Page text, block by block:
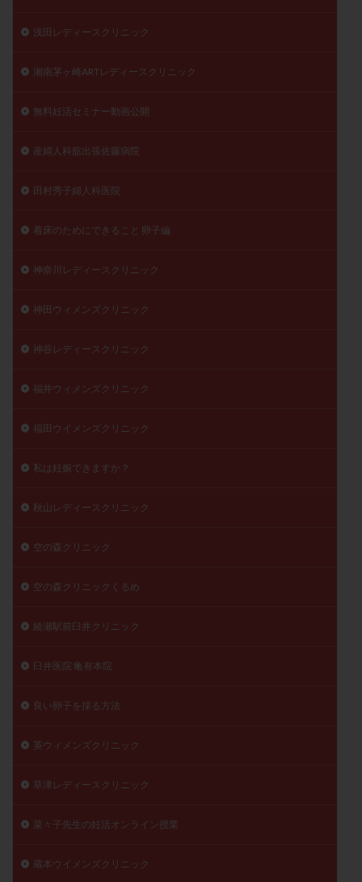
浅田レディースクリニック
湘南茅ヶ崎ARTレディースクリニック
無料妊活セミナー動画公開
産婦人科舘出張佐藤病院
田村秀子婦人科医院
着床のためにできること 卵子編
神奈川レディースクリニック
神田ウィメンズクリニック
神谷レディースクリニック
福井ウィメンズクリニック
福田ウイメンズクリニック
私は妊娠できますか？
秋山レディースクリニック
空の森クリニック
空の森クリニックくるめ
綾瀬駅前臼井クリニック
臼井医院 亀有本院
良い卵子を採る方法
英ウィメンズクリニック
草津レディースクリニック
菜々子先生の妊活オンライン授業
蔵本ウイメンズクリニック